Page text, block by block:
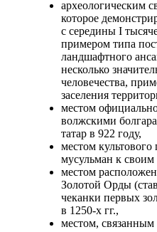
археологическим
которое
с середины I
примером типа
ландшафтного
несколько
человечества,
заселения
местом
волжскими
татар в 922 году,
местом
мусульман к своим
местом
Золотой Орды
чеканки первых
в 1250-х гг.,
местом, связанным